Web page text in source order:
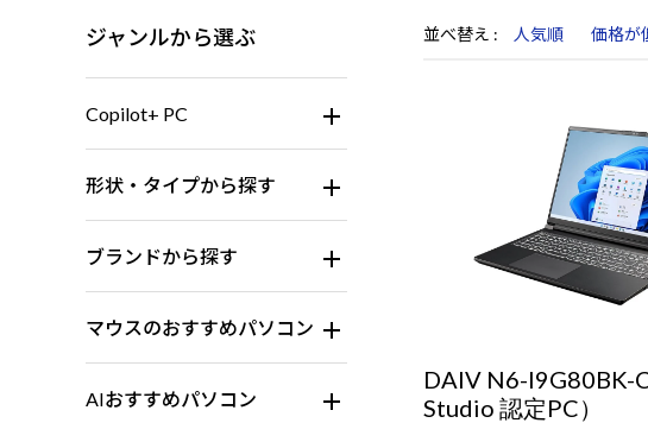
ジャンルから選ぶ
Copilot+ PC
形状・タイプから探す
ブランドから探す
マウスのおすすめパソコン
AIおすすめパソコン
並べ替え 人気順 価格が
DAIV N6-I9G80BK-
Studio 認定PC）